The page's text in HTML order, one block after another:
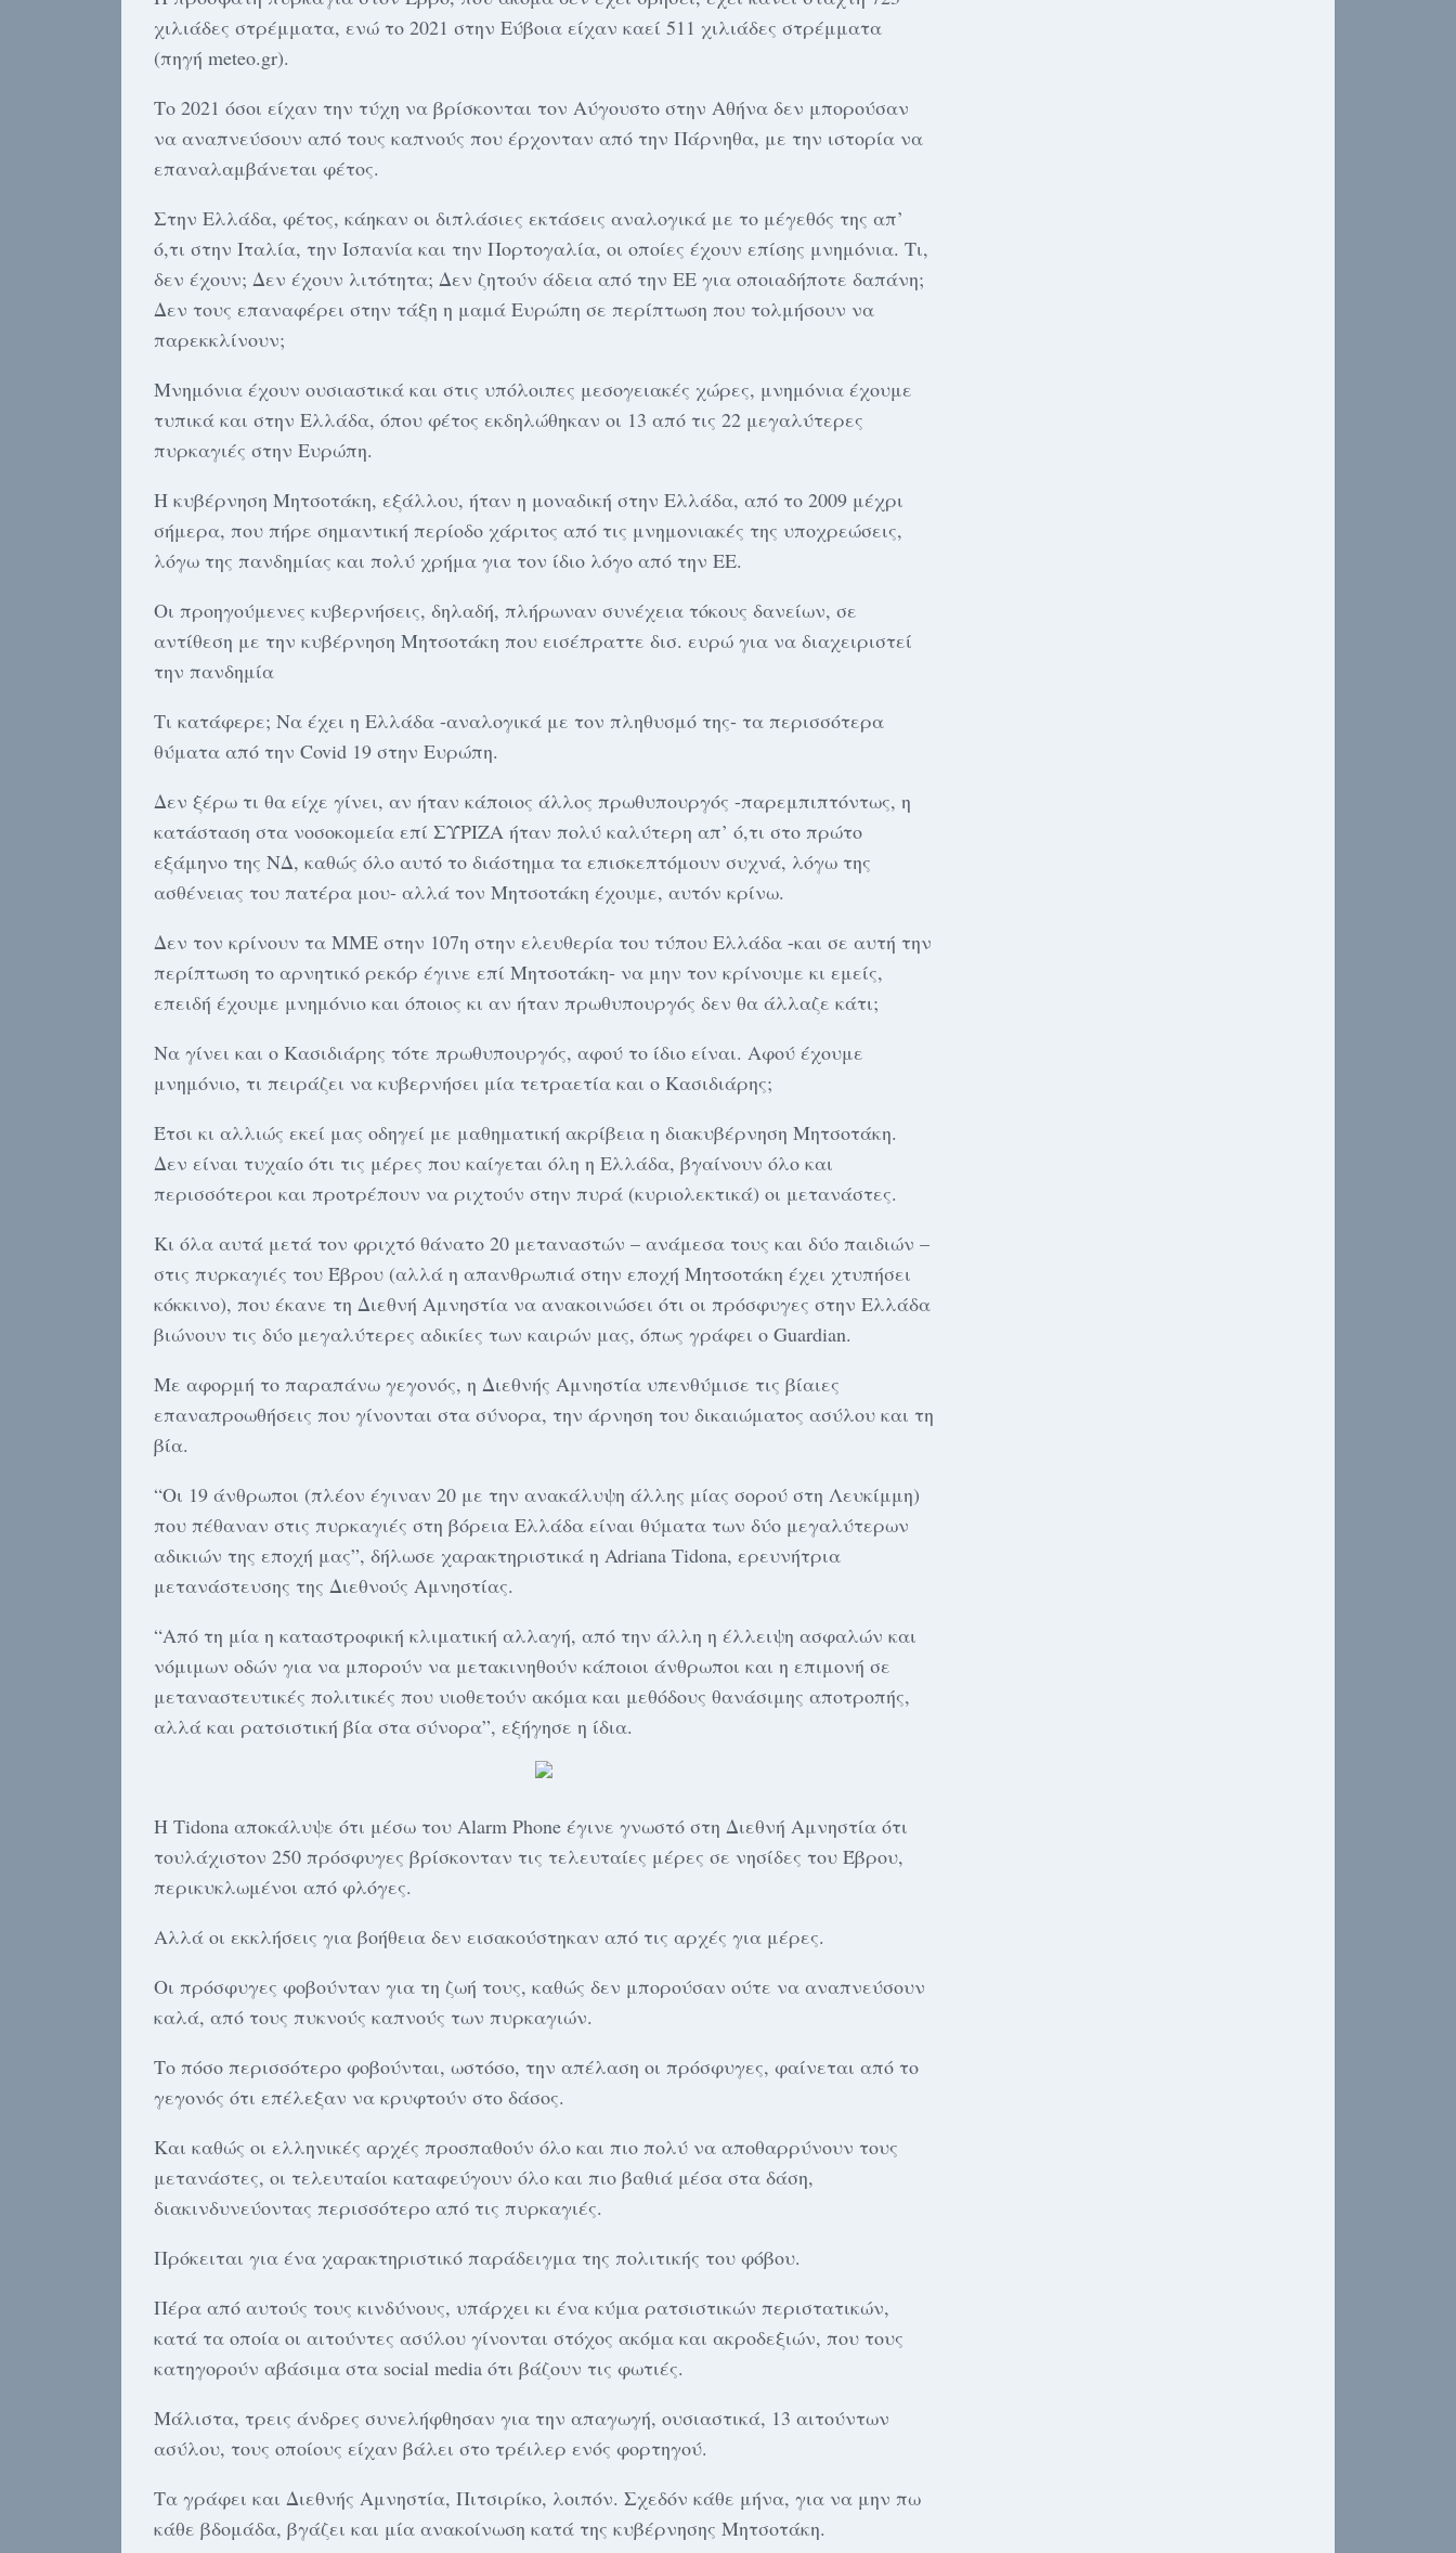
χιλιάδες στρέμματα, ενώ το 2021 στην Εύβοια είχαν καεί 511 χιλιάδες στρέμματα
(πηγή meteo.gr).
Το 2021 όσοι είχαν την τύχη να βρίσκονται τον Αύγουστο στην Αθήνα δεν μπορούσαν
να αναπνεύσουν από τους καπνούς που έρχονταν από την Πάρνηθα, με την ιστορία να
επαναλαμβάνεται φέτος.
Στην Ελλάδα, φέτος, κάηκαν οι διπλάσιες εκτάσεις αναλογικά με το μέγεθός της απ’
ό,τι στην Ιταλία, την Ισπανία και την Πορτογαλία, οι οποίες έχουν επίσης μνημόνια. Τι,
δεν έχουν; Δεν έχουν λιτότητα; Δεν ζητούν άδεια από την ΕΕ για οποιαδήποτε δαπάνη;
Δεν τους επαναφέρει στην τάξη η μαμά Ευρώπη σε περίπτωση που τολμήσουν να
παρεκκλίνουν;
Μνημόνια έχουν ουσιαστικά και στις υπόλοιπες μεσογειακές χώρες, μνημόνια έχουμε
τυπικά και στην Ελλάδα, όπου φέτος εκδηλώθηκαν οι 13 από τις 22 μεγαλύτερες
πυρκαγιές στην Ευρώπη.
Η κυβέρνηση Μητσοτάκη, εξάλλου, ήταν η μοναδική στην Ελλάδα, από το 2009 μέχρι
σήμερα, που πήρε σημαντική περίοδο χάριτος από τις μνημονιακές της υποχρεώσεις,
λόγω της πανδημίας και πολύ χρήμα για τον ίδιο λόγο από την ΕΕ.
Οι προηγούμενες κυβερνήσεις, δηλαδή, πλήρωναν συνέχεια τόκους δανείων, σε
αντίθεση με την κυβέρνηση Μητσοτάκη που εισέπραττε δισ. ευρώ για να διαχειριστεί
την πανδημία
Τι κατάφερε; Να έχει η Ελλάδα -αναλογικά με τον πληθυσμό της- τα περισσότερα
θύματα από την Covid 19 στην Ευρώπη.
Δεν ξέρω τι θα είχε γίνει, αν ήταν κάποιος άλλος πρωθυπουργός -παρεμπιπτόντως, η
κατάσταση στα νοσοκομεία επί ΣΎΡΙΖΑ ήταν πολύ καλύτερη απ’ ό,τι στο πρώτο
εξάμηνο της ΝΔ, καθώς όλο αυτό το διάστημα τα επισκεπτόμουν συχνά, λόγω της
ασθένειας του πατέρα μου- αλλά τον Μητσοτάκη έχουμε, αυτόν κρίνω.
Δεν τον κρίνουν τα ΜΜΕ στην 107η στην ελευθερία του τύπου Ελλάδα -και σε αυτή την
περίπτωση το αρνητικό ρεκόρ έγινε επί Μητσοτάκη- να μην τον κρίνουμε κι εμείς,
επειδή έχουμε μνημόνιο και όποιος κι αν ήταν πρωθυπουργός δεν θα άλλαζε κάτι;
Να γίνει και ο Κασιδιάρης τότε πρωθυπουργός, αφού το ίδιο είναι. Αφού έχουμε
μνημόνιο, τι πειράζει να κυβερνήσει μία τετραετία και ο Κασιδιάρης;
Έτσι κι αλλιώς εκεί μας οδηγεί με μαθηματική ακρίβεια η διακυβέρνηση Μητσοτάκη.
Δεν είναι τυχαίο ότι τις μέρες που καίγεται όλη η Ελλάδα, βγαίνουν όλο και
περισσότεροι και προτρέπουν να ριχτούν στην πυρά (κυριολεκτικά) οι μετανάστες.
Κι όλα αυτά μετά τον φριχτό θάνατο 20 μεταναστών – ανάμεσα τους και δύο παιδιών –
στις πυρκαγιές του Έβρου (αλλά η απανθρωπιά στην εποχή Μητσοτάκη έχει χτυπήσει
κόκκινο), που έκανε τη Διεθνή Αμνηστία να ανακοινώσει ότι οι πρόσφυγες στην Ελλάδα
βιώνουν τις δύο μεγαλύτερες αδικίες των καιρών μας, όπως γράφει ο Guardian.
Με αφορμή το παραπάνω γεγονός, η Διεθνής Αμνηστία υπενθύμισε τις βίαιες
επαναπροωθήσεις που γίνονται στα σύνορα, την άρνηση του δικαιώματος ασύλου και τη
βία.
“Οι 19 άνθρωποι (πλέον έγιναν 20 με την ανακάλυψη άλλης μίας σορού στη Λευκίμμη)
που πέθαναν στις πυρκαγιές στη βόρεια Ελλάδα είναι θύματα των δύο μεγαλύτερων
αδικιών της εποχή μας”, δήλωσε χαρακτηριστικά η Adriana Tidona, ερευνήτρια
μετανάστευσης της Διεθνούς Αμνηστίας.
“Από τη μία η καταστροφική κλιματική αλλαγή, από την άλλη η έλλειψη ασφαλών και
νόμιμων οδών για να μπορούν να μετακινηθούν κάποιοι άνθρωποι και η επιμονή σε
μεταναστευτικές πολιτικές που υιοθετούν ακόμα και μεθόδους θανάσιμης αποτροπής,
αλλά και ρατσιστική βία στα σύνορα”, εξήγησε η ίδια.
Η Tidona αποκάλυψε ότι μέσω του Alarm Phone έγινε γνωστό στη Διεθνή Αμνηστία ότι
τουλάχιστον 250 πρόσφυγες βρίσκονταν τις τελευταίες μέρες σε νησίδες του Έβρου,
περικυκλωμένοι από φλόγες.
Αλλά οι εκκλήσεις για βοήθεια δεν εισακούστηκαν από τις αρχές για μέρες.
Οι πρόσφυγες φοβούνταν για τη ζωή τους, καθώς δεν μπορούσαν ούτε να αναπνεύσουν
καλά, από τους πυκνούς καπνούς των πυρκαγιών.
Το πόσο περισσότερο φοβούνται, ωστόσο, την απέλαση οι πρόσφυγες, φαίνεται από το
γεγονός ότι επέλεξαν να κρυφτούν στο δάσος.
Και καθώς οι ελληνικές αρχές προσπαθούν όλο και πιο πολύ να αποθαρρύνουν τους
μετανάστες, οι τελευταίοι καταφεύγουν όλο και πιο βαθιά μέσα στα δάση,
διακινδυνεύοντας περισσότερο από τις πυρκαγιές.
Πρόκειται για ένα χαρακτηριστικό παράδειγμα της πολιτικής του φόβου.
Πέρα από αυτούς τους κινδύνους, υπάρχει κι ένα κύμα ρατσιστικών περιστατικών,
κατά τα οποία οι αιτούντες ασύλου γίνονται στόχος ακόμα και ακροδεξιών, που τους
κατηγορούν αβάσιμα στα social media ότι βάζουν τις φωτιές.
Μάλιστα, τρεις άνδρες συνελήφθησαν για την απαγωγή, ουσιαστικά, 13 αιτούντων
ασύλου, τους οποίους είχαν βάλει στο τρέιλερ ενός φορτηγού.
Τα γράφει και Διεθνής Αμνηστία, Πιτσιρίκο, λοιπόν. Σχεδόν κάθε μήνα, για να μην πω
κάθε βδομάδα, βγάζει και μία ανακοίνωση κατά της κυβέρνησης Μητσοτάκη.